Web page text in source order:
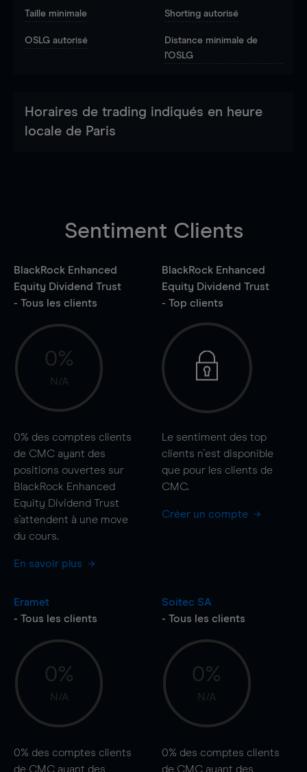
Taille minimale Shorting autorisé
OSLG autorisé
Distance minimale de
l'OSLG
Horaires de trading indiqués en heure
locale de Paris
Sentiment Clients
BlackRock Enhanced
Equity Dividend Trust
- Tous les clients
0%
N/A
0% des comptes clients
de CMC ayant des
positions ouvertes sur
BlackRock Enhanced
Equity Dividend Trust
s'attendent à une move
du cours.
En savoir plus
BlackRock Enhanced
Equity Dividend Trust
- Top clients
Le sentiment des top
clients n'est disponible
que pour les clients de
CMC.
Créer un compte
Eramet
- Tous les clients
0%
N/A
0% des comptes clients
de CMC ayant des
Soitec SA
- Tous les clients
0%
N/A
0% des comptes clients
de CMC ayant des